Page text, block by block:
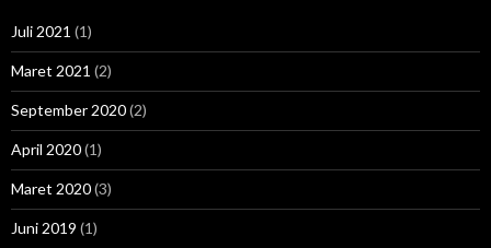
Juli 2021 (1)
Maret 2021 (2)
September 2020(2)
April 2020(1)
Maret 2020(3)
Juni 2019 (1)